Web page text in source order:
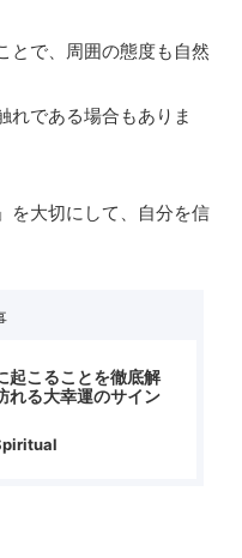
とで、周囲の態度も自然
れである場合もありま
を大切にして、自分を信
起こることを徹底解
れる大幸運のサイン